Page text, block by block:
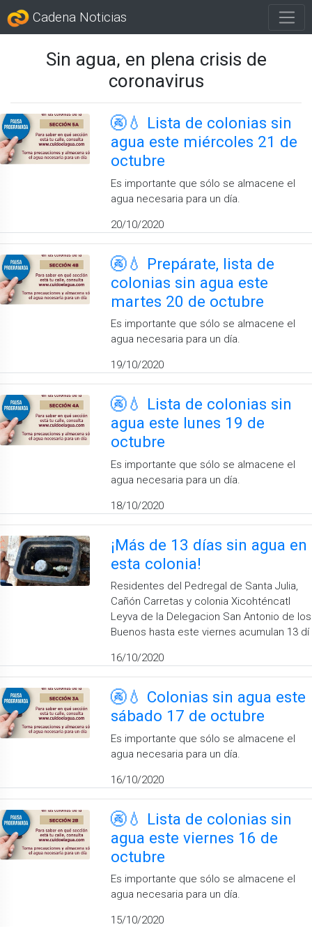
Cadena Noticias
Sin agua, en plena crisis de
coronavirus
🚱💧 Lista de colonias sin
agua este miércoles 21 de
octubre
Es importante que sólo se almacene el
agua necesaria para un día.
20/10/2020
🚱💧 Prepárate, lista de
colonias sin agua este
martes 20 de octubre
Es importante que sólo se almacene el
agua necesaria para un día.
19/10/2020
🚱💧 Lista de colonias sin
agua este lunes 19 de
octubre
Es importante que sólo se almacene el
agua necesaria para un día.
18/10/2020
¡Más de 13 días sin agua en
esta colonia!
Residentes del Pedregal de Santa Julia,
Cañón Carretas y colonia Xicohténcatl
Leyva de la Delegacion San Antonio de los
Buenos hasta este viernes acumulan 13 dí
16/10/2020
🚱💧 Colonias sin agua este
sábado 17 de octubre
Es importante que sólo se almacene el
agua necesaria para un día.
16/10/2020
🚱💧 Lista de colonias sin
agua este viernes 16 de
octubre
Es importante que sólo se almacene el
agua necesaria para un día.
15/10/2020